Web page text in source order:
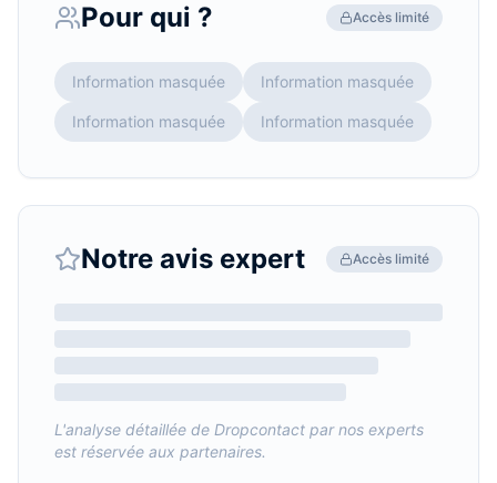
Pour qui ? Accès limité
Information masquée Information masquée
Information masquée Information masquée
Notre avis expert Accès limité
L'analyse détaillée de Dropcontact par nos experts
est réservée aux partenaires.